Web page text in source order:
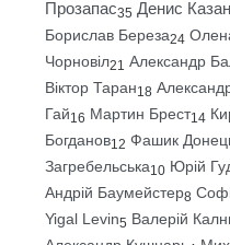
Прозапас35 Денис
Борислав Береза24
Чорновіл21 Александр
Віктор Таран18
Гай16 Мартин Брест14
Богданов12 Фашик
Загребельська10 Юрій
Андрій Баумейстер8
Yigal Levin5 Валерій